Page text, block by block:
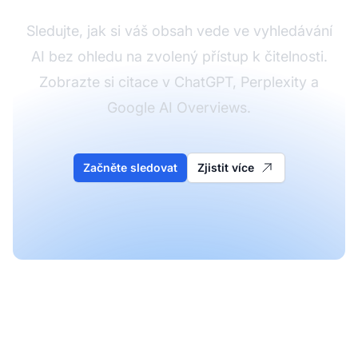
Sledujte, jak si váš obsah vede ve vyhledávání
AI bez ohledu na zvolený přístup k čitelnosti.
Zobrazte si citace v ChatGPT, Perplexity a
Google AI Overviews.
Začněte sledovat Zjistit více